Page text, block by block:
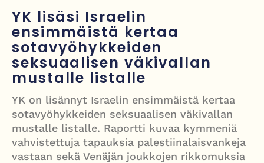
Työläistaustainen kansanedustaja avaa 30-vuotisen taistelunsa
kuukautisterveyden ja endometrioosin hoidon puolesta
PT Vatanen antoi porttikiellon Juhana Tegelbergille – tiukka
Iso-Britannia heikentämässä sähköautojen myyntitavoitetta – mitä
muutos tarkoittaa?
YK lisäsi Israelin
ensimmäistä kertaa
sotavyöhykkeiden
seksuaalisen väkivallan
mustalle listalle
YK on lisännyt Israelin ensimmäistä kertaa
sotavyöhykkeiden seksuaalisen väkivallan
mustalle listalle. Raportti kuvaa kymmeniä
vahvistettuja tapauksia palestiinalaisvankeja
vastaan sekä Venäjän joukkojen rikkomuksia